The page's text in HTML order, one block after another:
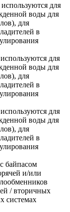
для
воды для
для
в
для
воды для
для
в
для
воды для
для
в
байпасом
и/или
/ вторичных
системах